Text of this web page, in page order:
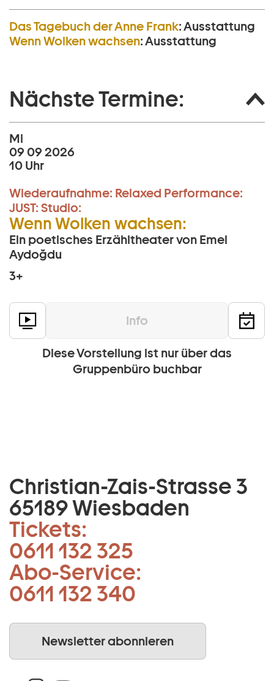
Das Tagebuch der Anne Frank:Ausstattung
Wenn Wolken wachsen:Ausstattung
Nächste Termine:
Mi
09 09 2026
10 Uhr
Wiederaufnahme: Relaxed Performance:
JUST: Studio:
Wenn Wolken wachsen:
Ein poetisches Erzähltheater von Emel
Aydoğdu
3+
Info
Diese Vorstellung ist nur über das
Gruppenbüro buchbar
Christian-Zais-Strasse 3
65189 Wiesbaden
Tickets:
0611 132 325
Abo-Service:
0611 132 340
Newsletter abonnieren